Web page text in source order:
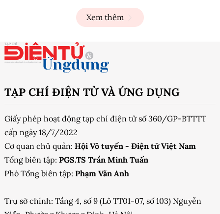
Xem thêm
TẠP CHÍ ĐIỆN TỬ VÀ ỨNG DỤNG
Giấy phép hoạt động tạp chí điện tử số 360/GP-BTTTT
cấp ngày 18/7/2022
Cơ quan chủ quản: Hội Vô tuyến - Điện tử Việt Nam
Tổng biên tập: PGS.TS Trần Minh Tuấn
Phó Tổng biên tập: Phạm Văn Anh
Trụ sở chính: Tầng 4, số 9 (Lô TT01-07, số 103) Nguyễn